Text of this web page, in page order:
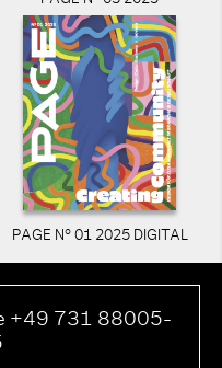
PAGE N° 01 2025 DIGITAL
+49 731 88005-